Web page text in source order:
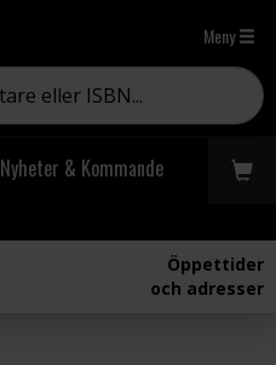
Meny
Nyheter & Kommande
Öppettider
och adresser